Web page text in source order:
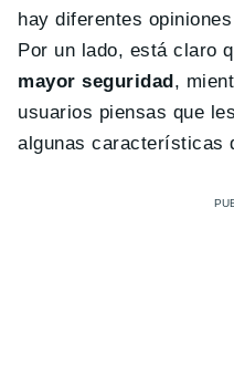
hay diferentes
Por un lado, está claro
mayor seguridad,
usuarios piensas que
algunas características